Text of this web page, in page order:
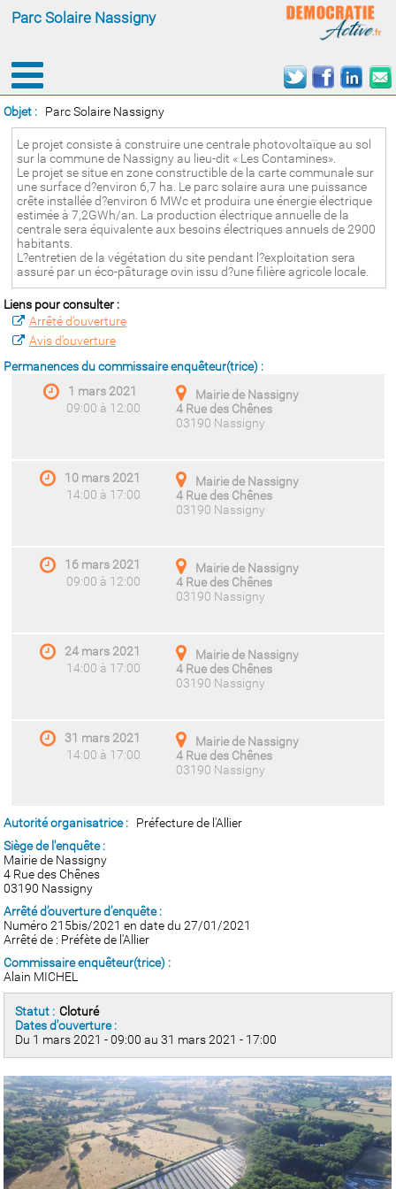
Parc Solaire Nassigny
Objet : Parc Solaire Nassigny
Le projet consiste à construire une centrale photovoltaïque au sol
sur la commune de Nassigny au lieu-dit « Les Contamines».
Le projet se situe en zone constructible de la carte communale sur
une surface d?environ 6,7 ha. Le parc solaire aura une puissance
crête installée d?environ 6 MWc et produira une énergie électrique
estimée à 7,2GWh/an. La production électrique annuelle de la
centrale sera équivalente aux besoins électriques annuels de 2900
habitants.
L?entretien de la végétation du site pendant l?exploitation sera
assuré par un éco-pâturage ovin issu d?une filière agricole locale.
Liens pour consulter :
Arrêté d’ouverture
Avis d’ouverture
Permanences du commissaire enquêteur(trice) :
1 mars 2021
09:00 à 12:00
Mairie de Nassigny
4 Rue des Chênes
03190 Nassigny
10 mars 2021
14:00 à 17:00
Mairie de Nassigny
4 Rue des Chênes
03190 Nassigny
16 mars 2021
09:00 à 12:00
Mairie de Nassigny
4 Rue des Chênes
03190 Nassigny
24 mars 2021
14:00 à 17:00
Mairie de Nassigny
4 Rue des Chênes
03190 Nassigny
31 mars 2021
14:00 à 17:00
Mairie de Nassigny
4 Rue des Chênes
03190 Nassigny
Autorité organisatrice :
Préfecture de l'Allier
Siège de l'enquête :
Mairie de Nassigny
4 Rue des Chênes
03190 Nassigny
Arrêté d’ouverture d’enquête :
Numéro 215bis/2021 en date du 27/01/2021
Arrêté de : Préfète de l'Allier
Commissaire enquêteur(trice) :
Alain MICHEL
Statut : Cloturé
Dates d'ouverture :
Du 1 mars 2021 - 09:00 au 31 mars 2021 - 17:00